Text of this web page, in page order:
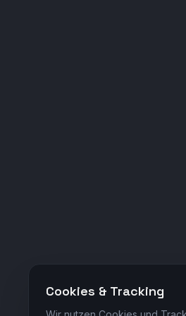
Cookies & Tracking